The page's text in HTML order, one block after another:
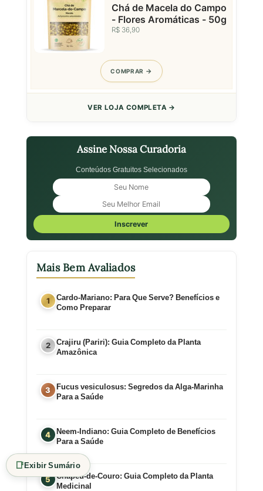
Chá de Macela do Campo
- Flores Aromáticas - 50g
R$ 36,90
COMPRAR
VER LOJA COMPLETA →
Assine Nossa Curadoria
Conteúdos Gratuitos Selecionados
Inscrever
Mais Bem Avaliados
Cardo-Mariano: Para Que Serve? Benefícios e
Como Preparar
Crajiru (Pariri): Guia Completo da Planta
Amazônica
Fucus vesiculosus: Segredos da Alga-Marinha
Para a Saúde
Neem-Indiano: Guia Completo de Benefícios
Para a Saúde
Chapéu-de-Couro: Guia Completo da Planta
Medicinal
📑Exibir Sumário